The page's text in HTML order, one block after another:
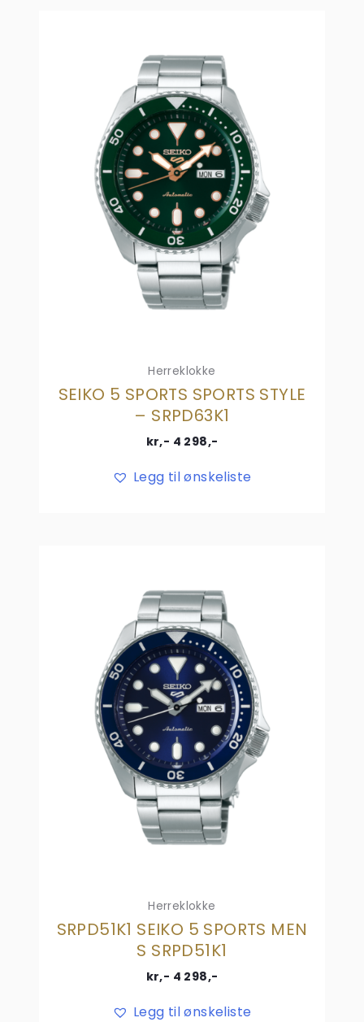
Herreklokke
SEIKO 5 SPORTS SPORTS STYLE
– SRPD63K1
kr,- 4 298,-
Legg til ønskeliste
Herreklokke
SRPD51K1 SEIKO 5 SPORTS MEN
S SRPD51K1
kr,- 4 298,-
Legg til ønskeliste